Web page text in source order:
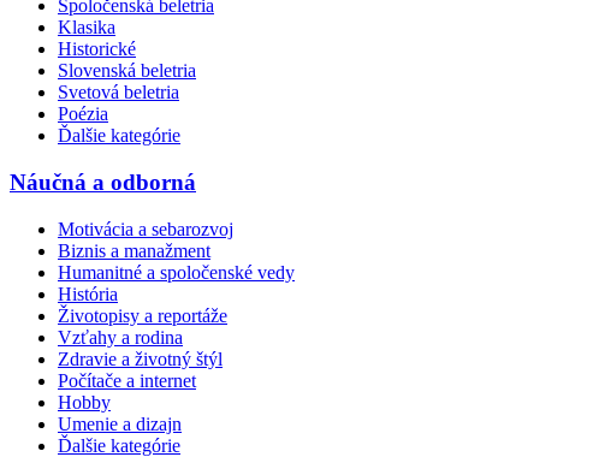
Spoločenská beletria
Klasika
Historické
Slovenská beletria
Svetová beletria
Poézia
Ďalšie kategórie
Náučná a odborná
Motivácia a sebarozvoj
Biznis a manažment
Humanitné a spoločenské vedy
História
Životopisy a reportáže
Vzťahy a rodina
Zdravie a životný štýl
Počítače a internet
Hobby
Umenie a dizajn
Ďalšie kategórie